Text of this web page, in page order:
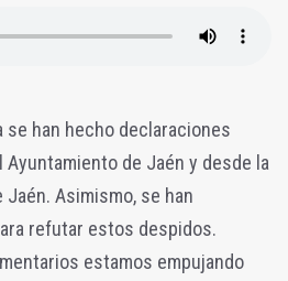
se han hecho declaraciones
de Jaén y desde la
Asimismo, se han
refutar estos despidos.
estamos empujando